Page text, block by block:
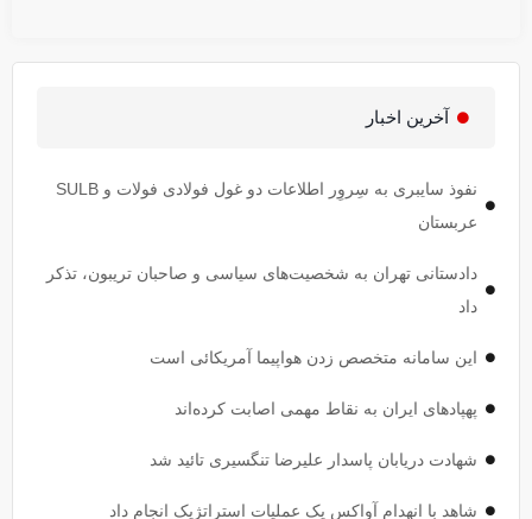
آخرین اخبار
نفوذ سایبری به سِروِر اطلاعات دو غول فولادی فولات و SULB
عربستان
دادستانی تهران به شخصیت‌های سیاسی و صاحبان تریبون، تذکر
داد
این سامانه متخصص زدن هواپیما آمریکائی است
پهپاد‌های ایران به نقاط مهمی اصابت کرده‌اند
شهادت دریابان پاسدار علیرضا تنگسیری تائید شد
شاهد با انهدام آواکس یک عملیات استراتژیک انجام داد